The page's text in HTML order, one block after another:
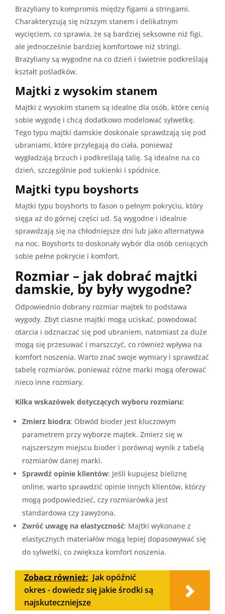
Brazyliany to kompromis między figami a stringami.
Charakteryzują się niższym stanem i delikatnym
wycięciem, co sprawia, że są bardziej seksowne niż figi,
ale jednocześnie bardziej komfortowe niż stringi.
Brazyliany są wygodne na co dzień i świetnie podkreślają
kształt pośladków.
Majtki z wysokim stanem
Majtki z wysokim stanem są idealne dla osób, które cenią
sobie wygodę i chcą dodatkowo modelować sylwetkę.
Tego typu majtki damskie doskonale sprawdzają się pod
ubraniami, które przylegają do ciała, ponieważ
wygładzają brzuch i podkreślają talię. Są idealne na co
dzień, szczególnie pod sukienki i spódnice.
Majtki typu boyshorts
Majtki typu boyshorts to fason o pełnym pokryciu, który
sięga aż do górnej części ud. Są wygodne i idealnie
sprawdzają się na chłodniejsze dni lub jako alternatywa
na noc. Boyshorts to doskonały wybór dla osób ceniących
sobie pełne pokrycie i komfort.
Rozmiar – jak dobrać majtki
damskie, by były wygodne?
Odpowiednio dobrany rozmiar majtek to podstawa
wygody. Zbyt ciasne majtki mogą uciskać, powodować
otarcia i odznaczać się pod ubraniem, natomiast za duże
mogą się przesuwać i marszczyć, co również wpływa na
komfort noszenia. Warto znać swoje wymiary i sprawdzać
tabelę rozmiarów, ponieważ różne marki mogą oferować
nieco inne rozmiary.
Kilka wskazówek dotyczących wyboru rozmiaru:
Zmierz biodra: Obwód bioder jest kluczowym
parametrem przy wyborze majtek. Zmierz się w
najszerszym miejscu bioder i porównaj wynik z tabelą
rozmiarów danej marki.
Sprawdź opinie klientów: Jeśli kupujesz bieliznę
online, warto sprawdzić opinie innych klientów, którzy
mogą podpowiedzieć, czy rozmiarówka jest
standardowa czy zawyżona.
Zwróć uwagę na elastyczność: Majtki wykonane z
elastycznych materiałów mogą lepiej dopasowywać się
do sylwetki, co zwiększa komfort noszenia.
Zobacz również: Jak opóźnić
okres - dowiedz się jakie środki są
najskuteczniejsze